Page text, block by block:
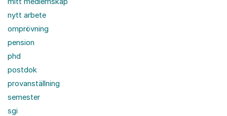
nytt arbete
omprövning
pension
phd
postdok
provanställning
semester
sgi